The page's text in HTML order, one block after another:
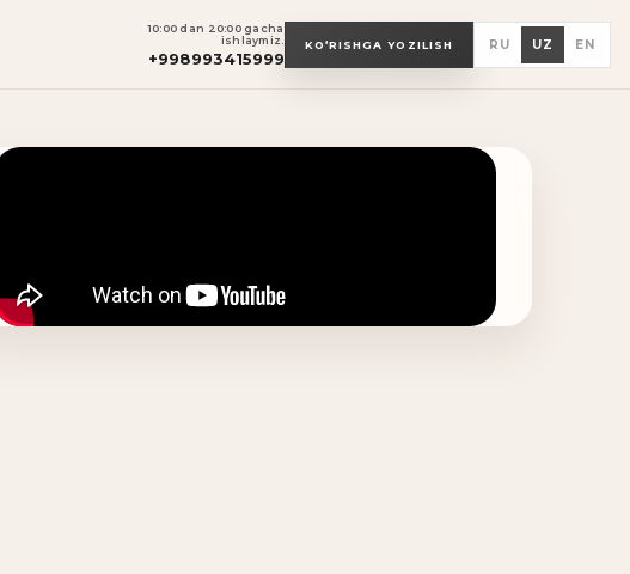
10:00 dan 20:00 gacha
ishlaymiz.
+998993415999
KO‘RISHGA YOZILISH RU UZ EN